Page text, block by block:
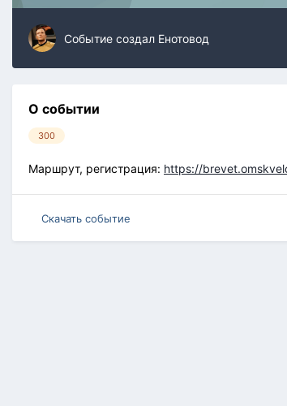
Событие создал Енотовод
О событии
300
Маршрут, регистрация: https://
Скачать событие